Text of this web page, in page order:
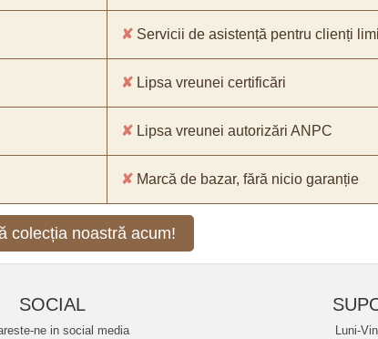
✘ Servicii de asistență pentru clienți
✘ Lipsa vreunei certificări
✘ Lipsa vreunei autorizări ANPC
✘ Marcă de bazar, fără nicio garanție
colecția noastră acum!
SOCIAL
ne in social media Luni-